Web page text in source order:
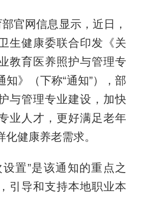
官网信息显示，近日，
生健康委联合印发《关
教育医养照护与管理专
知》（下称“通知”），部
与管理专业建设，加快
业人才，更好满足老年
化健康养老需求。
置”是该通知的重点之
引导和支持本地职业本